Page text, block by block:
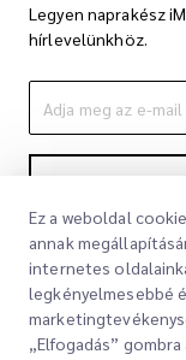
Legyen naprakész
hírlevelünkhöz.
A feliratkozással
nyilatkozat
Ez a weboldal
annak
internetes
legkényelmesebbé
„Elfogadás”